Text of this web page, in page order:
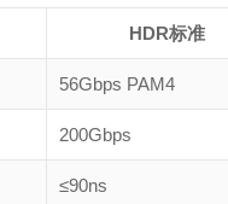
HDR标准
56Gbps PAM4
200Gbps
≤90ns